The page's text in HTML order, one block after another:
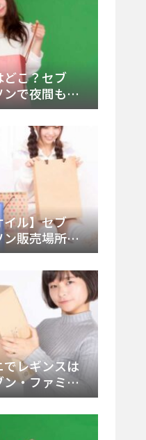
こ？セブ
で夜間も買
店の探し方
ル】セブ
販売場所
め市販品を
レギンスは
・ファミ
とメーカ
てみた！